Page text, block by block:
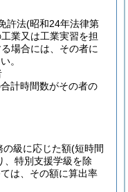
許法(昭和24年法律第
業又は工業実習を担
場合には、その者に
。
計時間数がその者の
の級に応じた額(短時間
、特別支援学級を除
は、その額に算出率